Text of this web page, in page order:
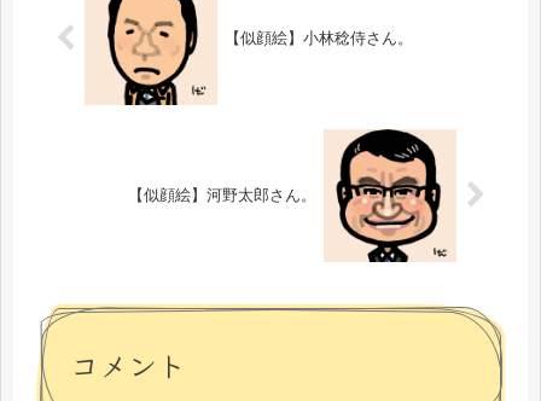
【似顔絵】小林稔侍さん。
【似顔絵】河野太郎さん。
コメント